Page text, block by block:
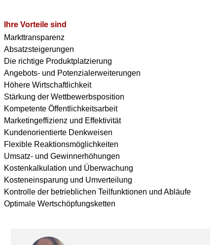
Ihre Vorteile sind
Markttransparenz
Absatzsteigerungen
Die richtige Produktplatzierung
Angebots- und Potenzialerweiterungen
Höhere Wirtschaftlichkeit
Stärkung der Wettbewerbsposition
Kompetente Öffentlichkeitsarbeit
Marketingeffizienz und Effektivität
Kundenorientierte Denkweisen
Flexible Reaktionsmöglichkeiten
Umsatz- und Gewinnerhöhungen
Kostenkalkulation und Überwachung
Kosteneinsparung und Umverteilung
Kontrolle der betrieblichen Teilfunktionen und Abläufe
Optimale Wertschöpfungsketten